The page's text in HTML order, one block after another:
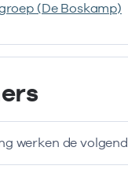
de volgende
(De Boskamp)
werken de